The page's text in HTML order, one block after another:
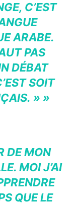
C’EST
ARABE.
PAS
DÉBAT
SOIT
» »
DE MON
MOI J’AI
QUE LE